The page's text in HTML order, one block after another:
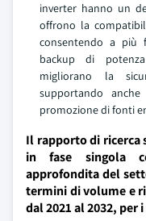
inverter hanno un
offrono la
consentendo a più
backup di
migliorano la
supportando
promozione di fonti
Il rapporto di ricerca
in fase singola
approfondita del
termini di volume e
dal 2021 al 2032, per